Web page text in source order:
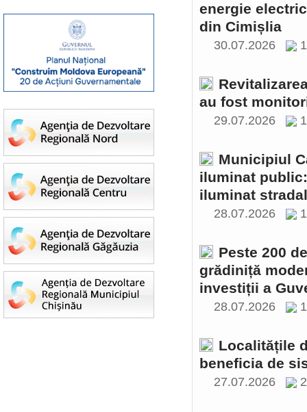
energie
din Cimișlia
30.07.2026
au fost
29.07.2026
Municipiul
iluminat
iluminat
28.07.2026
Peste 200
grădiniță
investiții a
28.07.2026
Localitățile
beneficia de
27.07.2026